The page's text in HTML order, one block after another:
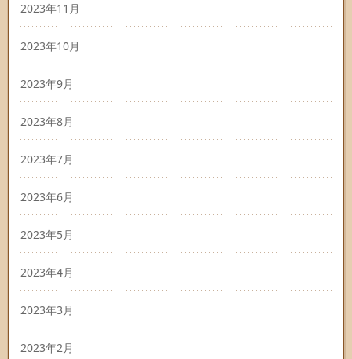
2023年11月
2023年10月
2023年9月
2023年8月
2023年7月
2023年6月
2023年5月
2023年4月
2023年3月
2023年2月